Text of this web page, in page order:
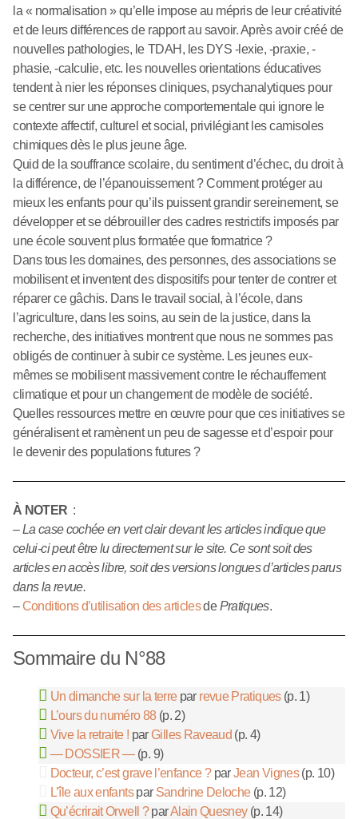
la « normalisation » qu’elle impose au mépris de leur créativité
et de leurs différences de rapport au savoir. Après avoir créé de
nouvelles pathologies, le TDAH, les DYS -lexie, -praxie, -
phasie, -calculie, etc. les nouvelles orientations éducatives
tendent à nier les réponses cliniques, psychanalytiques pour
se centrer sur une approche comportementale qui ignore le
contexte affectif, culturel et social, privilégiant les camisoles
chimiques dès le plus jeune âge.
Quid de la souffrance scolaire, du sentiment d’échec, du droit à
la différence, de l’épanouissement ? Comment protéger au
mieux les enfants pour qu’ils puissent grandir sereinement, se
développer et se débrouiller des cadres restrictifs imposés par
une école souvent plus formatée que formatrice ?
Dans tous les domaines, des personnes, des associations se
mobilisent et inventent des dispositifs pour tenter de contrer et
réparer ce gâchis. Dans le travail social, à l’école, dans
l’agriculture, dans les soins, au sein de la justice, dans la
recherche, des initiatives montrent que nous ne sommes pas
obligés de continuer à subir ce système. Les jeunes eux-
mêmes se mobilisent massivement contre le réchauffement
climatique et pour un changement de modèle de société.
Quelles ressources mettre en œuvre pour que ces initiatives se
généralisent et ramènent un peu de sagesse et d’espoir pour
le devenir des populations futures ?
À NOTER :
–La case cochée en vert clair devant les articles indique que
celui-ci peut être lu directement sur le site. Ce sont soit des
articles en accès libre, soit des versions longues d’articles parus
dans la revue.
–Conditions d’utilisation des articlesdePratiques.
Sommaire du N°88
Un dimanche sur la terre par revue Pratiques(p. 1)
L’ours du numéro 88(p. 2)
Vive la retraite ! parGilles Raveaud (p. 4)
— DOSSIER —(p. 9)
Docteur, c’est grave l’enfance ? parJean Vignes(p. 10)
L’île aux enfants par Sandrine Deloche(p. 12)
Qu’écrirait Orwell ? parAlain Quesney(p. 14)